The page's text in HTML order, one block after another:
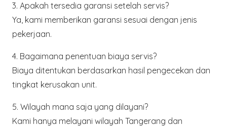
3. Apakah tersedia garansi setelah servis?
Ya, kami memberikan garansi sesuai dengan jenis
pekerjaan.
4. Bagaimana penentuan biaya servis?
Biaya ditentukan berdasarkan hasil pengecekan dan
tingkat kerusakan unit.
5. Wilayah mana saja yang dilayani?
Kami hanya melayani wilayah Tangerang dan